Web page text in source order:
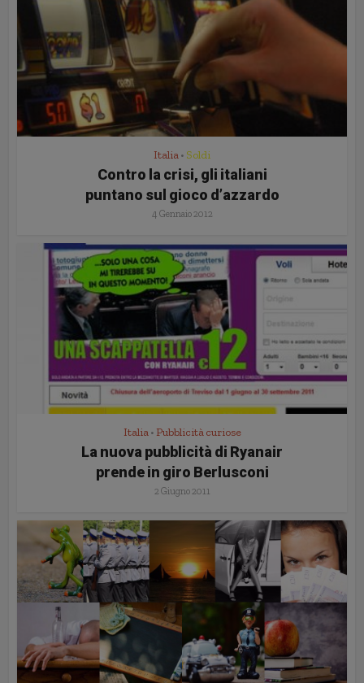
Italia • Soldi
Contro la crisi, gli italiani
puntano sul gioco d’azzardo
4 Gennaio 2012
Italia • Pubblicità curiose
La nuova pubblicità di Ryanair
prende in giro Berlusconi
2 Giugno 2011